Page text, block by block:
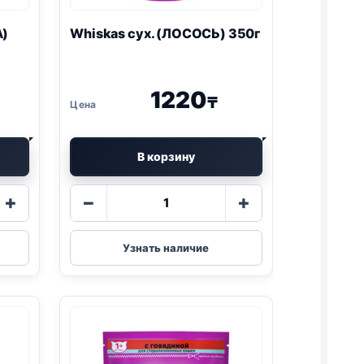
+
Whiskas сух. (ЛОСОСЬ) 350г
1220₸
В корзину
−
товара
Whiskas
сух.
350г
+
Узнать наличие